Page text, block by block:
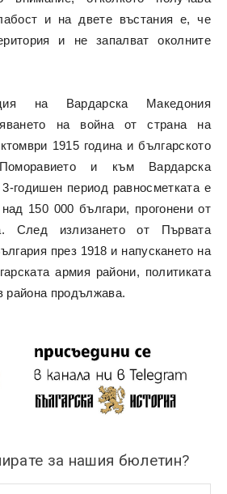
и на двете въстания е, че
и не запалват околните
на Вардарска Македония
на война от страна на
1915 година и българското
и към Вардарска
годишен период равносметката е
150 000 българи, прогонени от
След излизането от Първата
през 1918 и напускането на
армия райони, политиката
района продължава.
за нашия бюлетин?